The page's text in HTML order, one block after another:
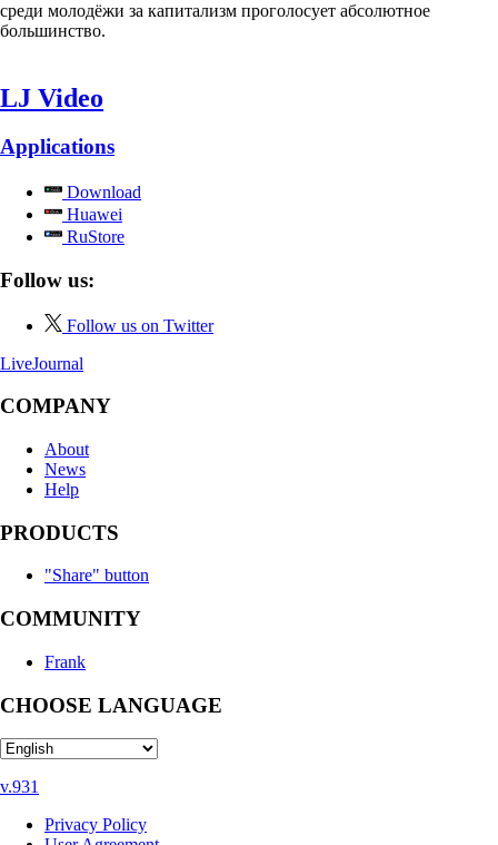
среди молодёжи за капитализм проголосует абсолютное
большинство.
LJ Video
Applications
Download
Huawei
RuStore
Follow us:
Follow us on Twitter
LiveJournal
COMPANY
About
News
Help
PRODUCTS
"Share" button
COMMUNITY
Frank
CHOOSE LANGUAGE
v.931
Privacy Policy